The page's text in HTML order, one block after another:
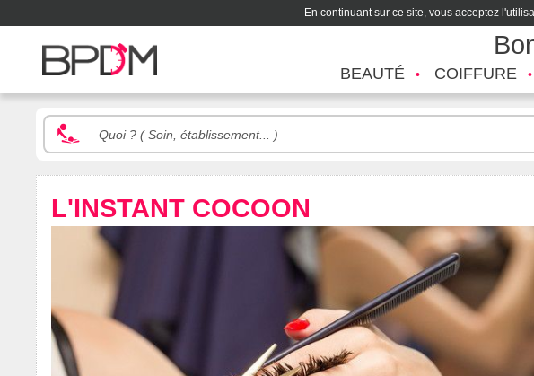
En continuant sur ce site, vous acceptez
BEAUTÉ COIFFURE
L'INSTANT COCOON